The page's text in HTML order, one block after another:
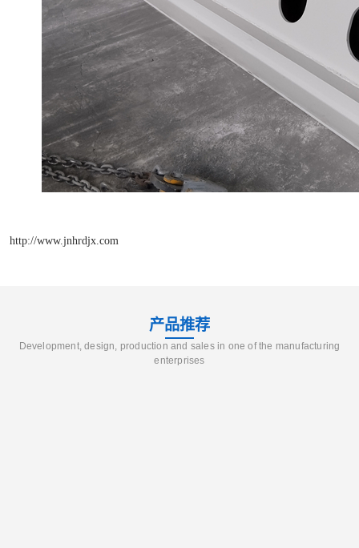
http://www.jnhrdjx.com
产品推荐
Development, design, production and sales in one of the manufacturing
enterprises